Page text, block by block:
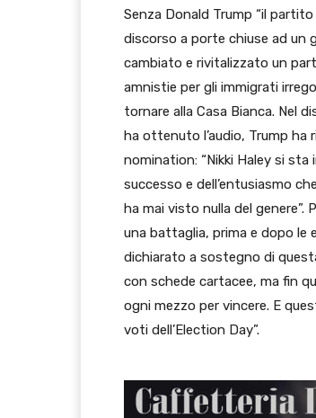
Senza Donald Trump “il
discorso a porte chiuse ad un
cambiato e rivitalizzato un
amnistie per gli immigrati
tornare alla Casa Bianca. Nel
ha ottenuto l’audio, Trump ha
nomination: “Nikki Haley si
successo e dell’entusiasmo
ha mai visto nulla del
una battaglia, prima e dopo le
dichiarato a sostegno di
con schede cartacee, ma fin
ogni mezzo per vincere. E
voti dell’Election Day”.